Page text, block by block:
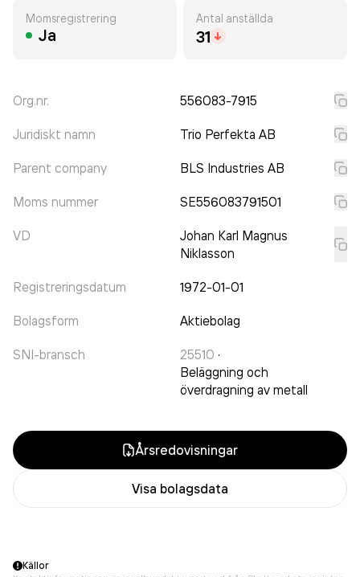
Momsregistrering
Ja
Antal anställda
31
Org.nr. 556083-7915
Juridiskt namn Trio Perfekta AB
Parent company BLS Industries AB
Moms nummer SE556083791501
VD
Johan Karl Magnus
Niklasson
Registreringsdatum 1972-01-01
Bolagsform Aktiebolag
SNI-bransch 25510 ·
Beläggning och
överdragning av metall
Årsredovisningar
Visa bolagsdata
Källor